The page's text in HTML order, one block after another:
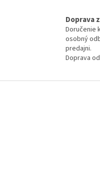
c
i
p
r
k
v
a
n
i
Doprava
Doručenie
osobný
predajni.
Doprava